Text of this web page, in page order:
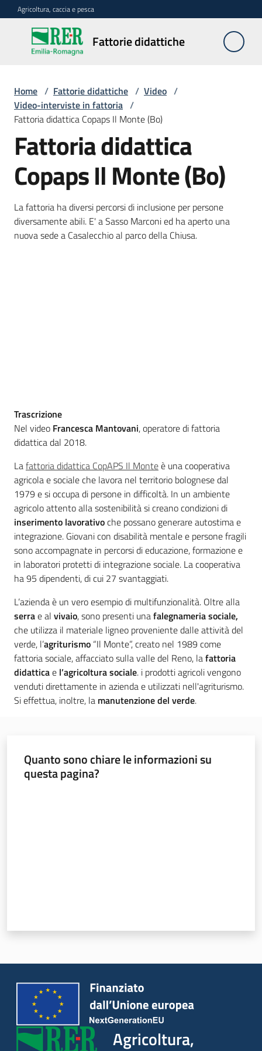
Vai al contenuto
Vai alla navigazione
Vai al footer
Agricoltura, caccia e pesca
Fattorie didattiche
Fattorie
didattiche
Trova
sulla
Requisiti
necessari
Corsi
abilitanti
caccia e
pesca
Argomenti
Novità
Servizi
Leggi atti bandi
Piani programmi
progetti
Home / Fattorie didattiche / Video /
Video-interviste in fattoria /
Fattoria didattica Copaps Il Monte (Bo)
Fattoria didattica
Copaps Il Monte (Bo)
La fattoria ha diversi percorsi di inclusione per persone
diversamente abili. E' a Sasso Marconi ed ha aperto una
nuova sede a Casalecchio al parco della Chiusa.
Trascrizione
Nel video Francesca Mantovani, operatore di fattoria
didattica dal 2018.
Lafattoria didattica CopAPS Il Monteè una cooperativa
agricola e sociale che lavora nel territorio bolognese dal
1979 e si occupa di persone in difficoltà. In un ambiente
agricolo attento alla sostenibilità si creano condizioni di
inserimento lavorativoche possano generare autostima e
integrazione. Giovani con disabilità mentale e persone fragili
sono accompagnate in percorsi di educazione, formazione e
in laboratori protetti di integrazione sociale. La cooperativa
ha 95 dipendenti, di cui 27 svantaggiati.
L’azienda è un vero esempio di multifunzionalità. Oltre alla
serrae al vivaio, sono presenti unafalegnameria sociale,
che utilizza il materiale ligneo proveniente dalle attività del
verde, l’agriturismo “Il Monte”, creato nel 1989 come
fattoria sociale, affacciato sulla valle del Reno, lafattoria
didatticae l’agricoltura sociale. i prodotti agricoli vengono
venduti direttamente in azienda e utilizzati nell'agriturismo.
Si effettua, inoltre, la manutenzione del verde.
Quanto sono chiare le informazioni su
questa pagina?
Agricoltura,